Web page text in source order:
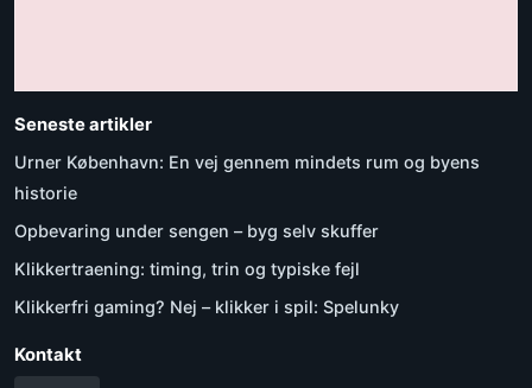
Seneste artikler
Urner København: En vej gennem mindets rum og byens
historie
Opbevaring under sengen – byg selv skuffer
Klikkertraening: timing, trin og typiske fejl
Klikkerfri gaming? Nej – klikker i spil: Spelunky
Kontakt